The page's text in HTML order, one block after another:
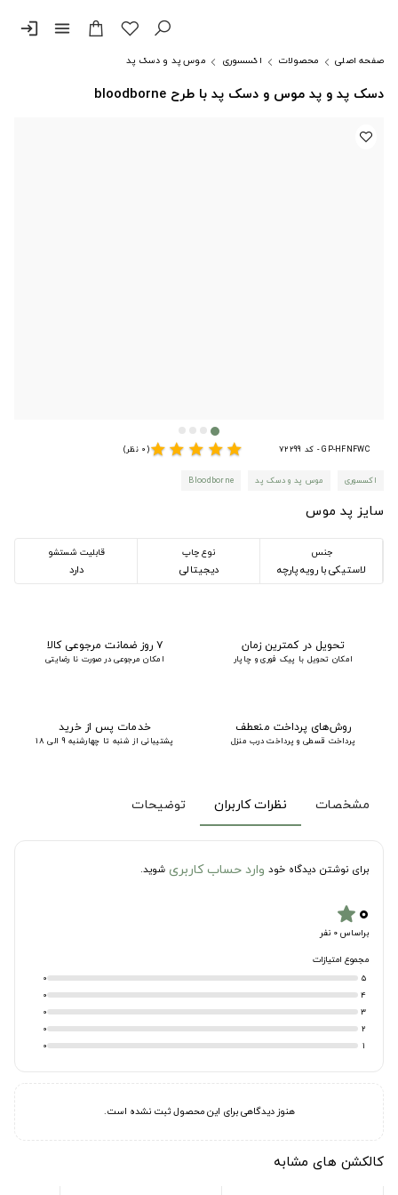
menu
login
صفحه اصلی محصولات اکسسوری موس پد و دسک پد
دسک پد و پد موس و دسک پد با طرح bloodborne
GP-HFNFWC - کد 72299 star
star
star
star
star(0 نظر)
اکسسوری موس پد و دسک پد Bloodborne
سایز پد موس
جنس
لاستیکی با رویه پارچه
نوع چاپ
دیجیتالی
قابلیت شستشو
دارد
تحویل در کمترین زمان
امکان تحویل با پیک فوری و چاپار
۷ روز ضمانت مرجوعی کالا
امکان مرجوعی در صورت نا رضایتی
روش‌های پرداخت منعطف
پرداخت قسطی و پرداخت درب منزل
خدمات پس از خرید
پشتیبانی از شنبه تا چهارشنبه 9 الی 18
مشخصات نظرات کاربران توضیحات
برای نوشتن دیدگاه خود وارد حساب کاربری شوید.
۰star
براساس 0 نفر
مجموع امتیازات
5
0
4
0
3
0
2
0
1
0
هنوز دیدگاهی برای این محصول ثبت نشده است.
کالکشن های مشابه